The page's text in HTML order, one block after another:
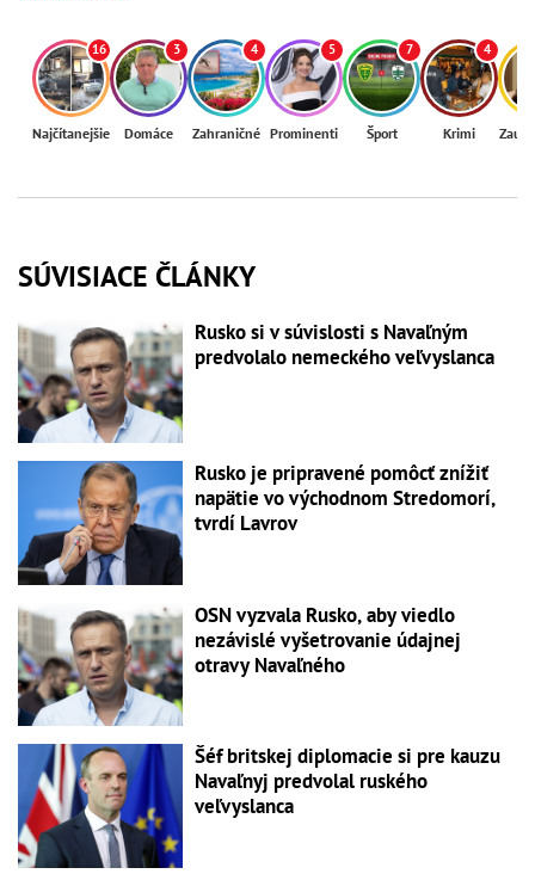
16
Najčítanejšie
3
Domáce
4
Zahraničné
5
Prominenti
7
Šport
4
Krimi
SÚVISIACE ČLÁNKY
Rusko si v súvislosti s Navaľným
predvolalo nemeckého veľvyslanca
Rusko je pripravené pomôcť znížiť
napätie vo východnom Stredomorí,
tvrdí Lavrov
OSN vyzvala Rusko, aby viedlo
nezávislé vyšetrovanie údajnej
otravy Navaľného
Šéf britskej diplomacie si pre kauzu
Navaľnyj predvolal ruského
veľvyslanca